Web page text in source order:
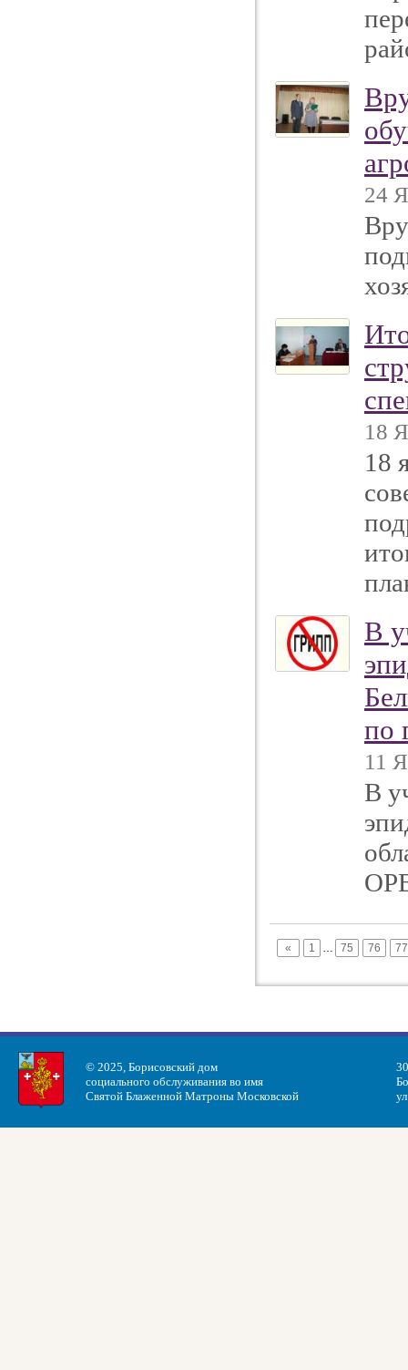
24
18
18
В
по
11
В
« 1 … 75 76 77
© 2025, Борисовский дом
социального обслуживания во имя
Святой Блаженной Матроны Московской